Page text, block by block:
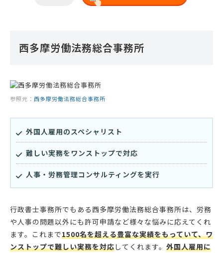
西多摩労働法務総合事務所
参照元： 西多摩労働法務総合事務所
外国人雇用のスペシャリスト
難しい実務をワンストップで対応
人事・労務管理コンサルティングを実行
行政書士事務所でもある西多摩労働法務総合事務所は、労務
や人事の問題以外にも許可申請など様々な悩みに応えてくれ
ます。これまで1500名を超える豊富な実績をもっていて、ワ
ンストップで難しい実務を対応してくれます。 外国人雇用に